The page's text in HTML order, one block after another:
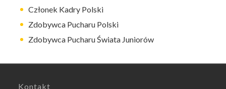
Członek Kadry Polski
Zdobywca Pucharu Polski
Zdobywca Pucharu Świata Juniorów
Kontakt